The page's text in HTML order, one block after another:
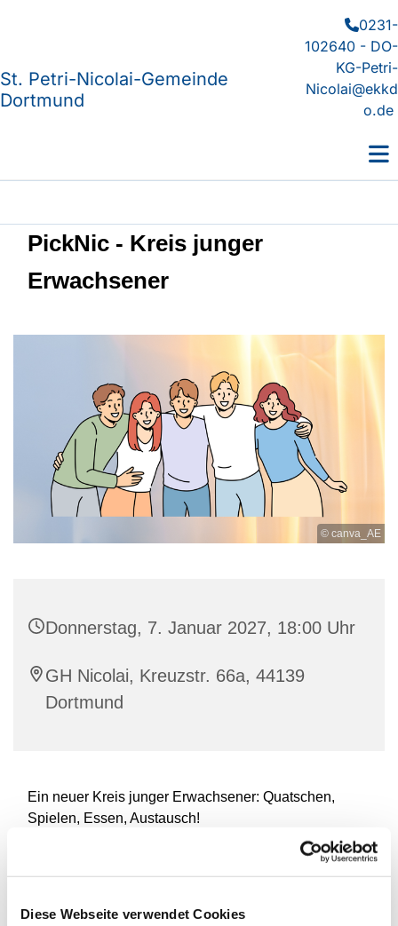
Diese Webseite verwendet Cookies
St. Petri-Nicolai-Gemeinde
Dortmund
0231-
102640 - DO-
KG-Petri-
Nicolai@ekkd
o.de
PickNic - Kreis junger
Erwachsener
© canva_AE
Donnerstag, 7. Januar 2027, 18:00 Uhr
GH Nicolai, Kreuzstr. 66a, 44139
Dortmund
Ein neuer Kreis junger Erwachsener: Quatschen,
Spielen, Essen, Austausch!
Jede Woche im Jugendraum, im Wechsel donnerstags